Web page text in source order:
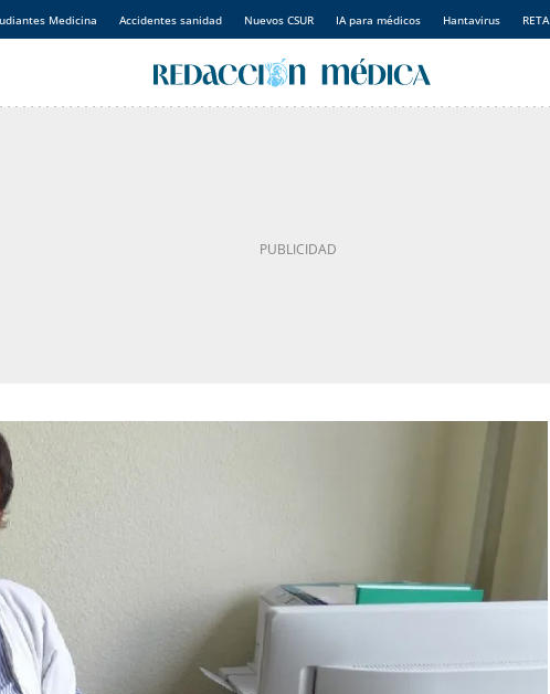
Medicina Accidentes sanidad Nuevos CSUR IA para médicos Hantavirus RETA